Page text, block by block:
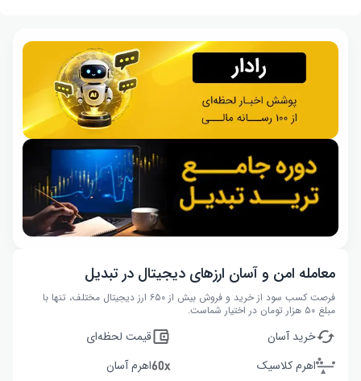
معامله امن و آسان ارزهای دیجیتال در تبدیل
فرصت کسب سود از خرید و فروش بیش از ۶۵۰ ارز دیجیتال مختلف، تنها با
مبلغ ۵۰ هزار تومان در اختیار شماست.
خرید آسان
قیمت لحظه‌ای
اهرم کلاسیک
اهرم آسان